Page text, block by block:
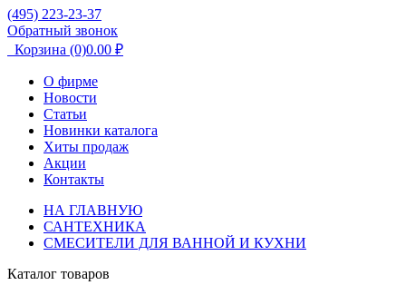
(495) 223-23-37
Обратный звонок
Корзина (0)0.00 ₽
О фирме
Новости
Статьи
Новинки каталога
Хиты продаж
Акции
Контакты
НА ГЛАВНУЮ
САНТЕХНИКА
СМЕСИТЕЛИ ДЛЯ ВАННОЙ И КУХНИ
Каталог товаров